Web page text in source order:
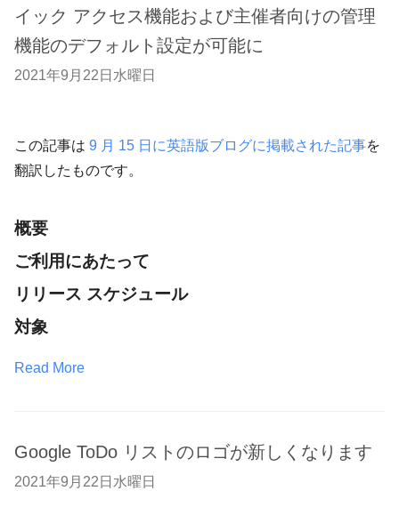
イック アクセス機能および主催者向けの管理
機能のデフォルト設定が可能に
2021年9月22日水曜日
この記事は 9 月 15 日に英語版ブログに掲載された記事を
翻訳したものです。
概要
ご利用にあたって
リリース スケジュール
対象
Read More
Google ToDo リストのロゴが新しくなります
2021年9月22日水曜日